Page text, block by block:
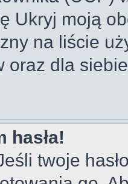
Ukryj moją
na liście
oraz dla
hasła!
twoje